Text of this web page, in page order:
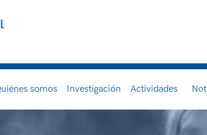
somos Investigación Actividades